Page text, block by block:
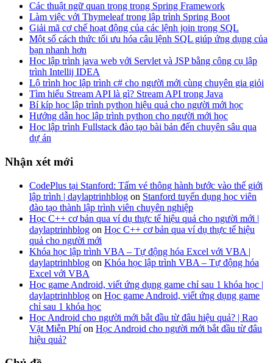
Các thuật ngữ quan trọng trong Spring Framework
Làm việc với Thymeleaf trong lập trình Spring Boot
Giải mã cơ chế hoạt động của các lệnh join trong SQL
Một số cách thức tối ưu hóa câu lệnh SQL giúp ứng dụng của
bạn nhanh hơn
Học lập trình java web với Servlet và JSP bằng công cụ lập
trình Intellij IDEA
Lộ trình học lập trình c# cho người mới cùng chuyên gia giỏi
Tìm hiểu Stream API là gì? Stream API trong Java
Bí kíp học lập trình python hiệu quả cho người mới học
Hướng dẫn học lập trình python cho người mới học
Học lập trình Fullstack đào tạo bài bản đến chuyên sâu qua
dự án
Nhận xét mới
CodePlus tại Stanford: Tấm vé thông hành bước vào thế giới
lập trình | daylaptrinhblog on Stanford tuyển dụng học viên
đào tạo thành lập trình viên chuyên nghiệp
Học C++ cơ bản qua ví dụ thực tế hiệu quả cho người mới |
daylaptrinhblog on Học C++ cơ bản qua ví dụ thực tế hiệu
quả cho người mới
Khóa học lập trình VBA – Tự động hóa Excel với VBA |
daylaptrinhblog on Khóa học lập trình VBA – Tự động hóa
Excel với VBA
Học game Android, viết ứng dụng game chỉ sau 1 khóa học |
daylaptrinhblog on Học game Android, viết ứng dụng game
chỉ sau 1 khóa học
Học Android cho người mới bắt đầu từ đâu hiệu quả? | Rao
Vặt Miễn Phíon Học Android cho người mới bắt đầu từ đâu
hiệu quả?